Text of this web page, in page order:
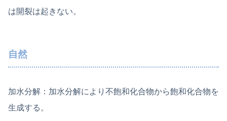
は開裂は起きない。
自然
加水分解：加水分解により不飽和化合物から飽和化合物を
生成する。